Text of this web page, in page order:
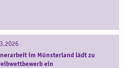
im Münsterland lädt zu
ein